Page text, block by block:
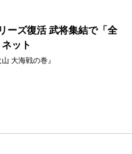
ーズ復活 武将集結で「全
ット
大海戦の巻』